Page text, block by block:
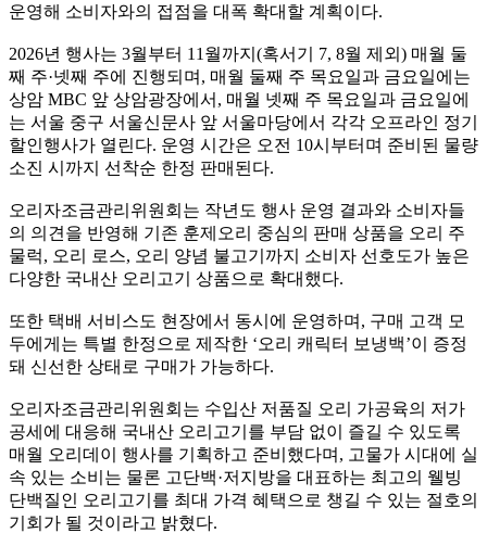
운영해 소비자와의 접점을 대폭 확대할 계획이다.
2026년 행사는 3월부터 11월까지(혹서기 7, 8월 제외) 매월 둘
째 주·넷째 주에 진행되며, 매월 둘째 주 목요일과 금요일에는
상암 MBC 앞 상암광장에서, 매월 넷째 주 목요일과 금요일에
는 서울 중구 서울신문사 앞 서울마당에서 각각 오프라인 정기
할인행사가 열린다. 운영 시간은 오전 10시부터며 준비된 물량
소진 시까지 선착순 한정 판매된다.
오리자조금관리위원회는 작년도 행사 운영 결과와 소비자들
의 의견을 반영해 기존 훈제오리 중심의 판매 상품을 오리 주
물럭, 오리 로스, 오리 양념 불고기까지 소비자 선호도가 높은
다양한 국내산 오리고기 상품으로 확대했다.
또한 택배 서비스도 현장에서 동시에 운영하며, 구매 고객 모
두에게는 특별 한정으로 제작한 ‘오리 캐릭터 보냉백’이 증정
돼 신선한 상태로 구매가 가능하다.
오리자조금관리위원회는 수입산 저품질 오리 가공육의 저가
공세에 대응해 국내산 오리고기를 부담 없이 즐길 수 있도록
매월 오리데이 행사를 기획하고 준비했다며, 고물가 시대에 실
속 있는 소비는 물론 고단백·저지방을 대표하는 최고의 웰빙
단백질인 오리고기를 최대 가격 혜택으로 챙길 수 있는 절호의
기회가 될 것이라고 밝혔다.